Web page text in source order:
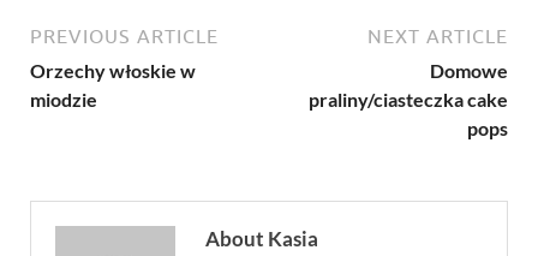
PREVIOUS ARTICLE
Orzechy włoskie w
miodzie
NEXT ARTICLE
Domowe
praliny/ciasteczka cake
pops
About Kasia